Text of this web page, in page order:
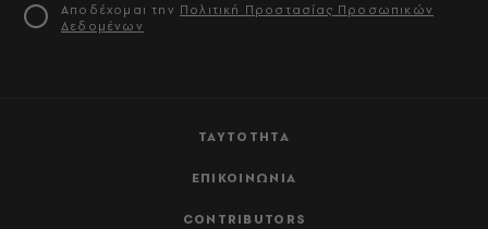
ΤΑΥΤΟΤΗΤΑ
ΕΠΙΚΟΙΝΩΝΙΑ
CONTRIBUTORS
Αποδέχομαι την Πολιτική Προστασίας Προσωπικών
Δεδομένων